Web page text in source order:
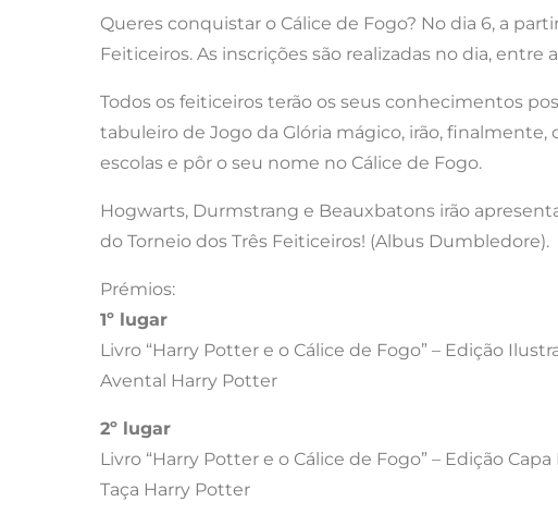
Queres conquistar o Cálice de Fogo? No dia 6, a
Feiticeiros. As inscrições são realizadas no dia, entre
Todos os feiticeiros terão os seus conhecimentos
tabuleiro de Jogo da Glória mágico, irão,
escolas e pôr o seu nome no Cálice de Fogo.
Hogwarts, Durmstrang e Beauxbatons irão
do Torneio dos Três Feiticeiros! (Albus Dumbledore).
Prémios:
1º lugar
Livro “Harry Potter e o Cálice de Fogo” – Edição
Avental Harry Potter
2º lugar
Livro “Harry Potter e o Cálice de Fogo” – Edição
Taça Harry Potter